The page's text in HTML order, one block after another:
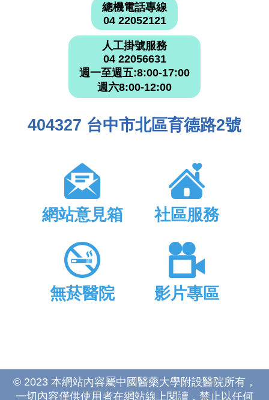
總機電話專線
04 22052121
人工掛號服務
04 22056631
週一至週五:8:00-17:00
週六8:00-12:00
404327 台中市北區育德路2號
網站意見箱 社區服務
無菸醫院 影片專區
© 2023 本網站內容屬中國醫藥大學附設醫院所有，
一切內容僅供使用者在網站線上閱讀，禁止以任何